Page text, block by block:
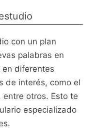
con un plan
palabras en
en diferentes
de interés,‌ como​ el
otros. Esto te
especializado